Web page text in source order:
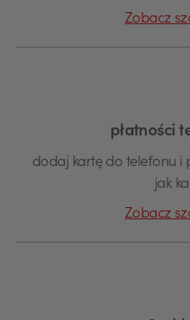
Zobacz
płatności
dodaj kartę do telefonu i
jak
Zobacz